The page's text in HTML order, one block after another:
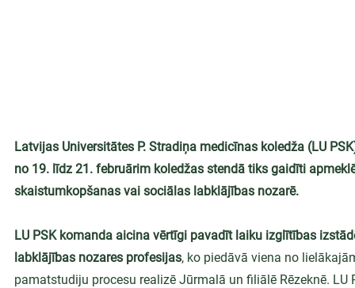
Latvijas Universitātes P. Stradiņa medicīnas koledža (LU
no 19. līdz 21. februārim koledžas stendā tiks gaidīti
skaistumkopšanas vai sociālas labklājības nozarē.
LU PSK komanda aicina vērtīgi pavadīt laiku izglītības
labklājības nozares profesijas, ko piedāvā viena no
pamatstudiju procesu realizē Jūrmalā un filiālē Rēzeknē.